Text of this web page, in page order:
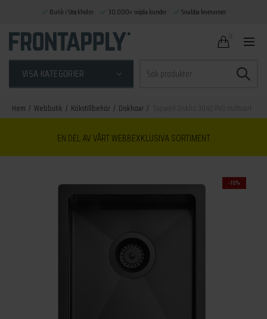
VISA KATEGORIER
efter:
Hem Webbutik Kökstillbehör Diskhoar
EN DEL AV VÅRT WEBBEXKLUSIVA SORTIMENT
-10%
Butik i Stockholm 30.000+ nöjda kunder Snabba leveranser